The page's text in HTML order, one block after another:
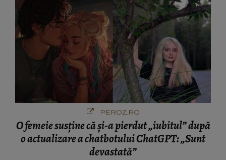
PEROZ.RO
O femeie susține că și-a pierdut „iubitul” după
o actualizare a chatbotului ChatGPT: „Sunt
devastată”